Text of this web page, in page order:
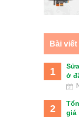
Bài
1
ở
2
giá